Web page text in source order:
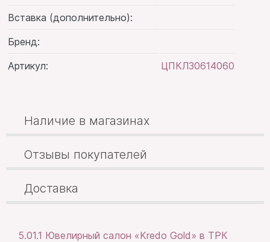
Вставка (дополнительно):
Бренд:
Артикул:
ЦПКЛ30614060
Наличие в магазинах
Отзывы покупателей
Доставка
5.01.1 Ювелирный салон «Kredo Gold» в ТРК